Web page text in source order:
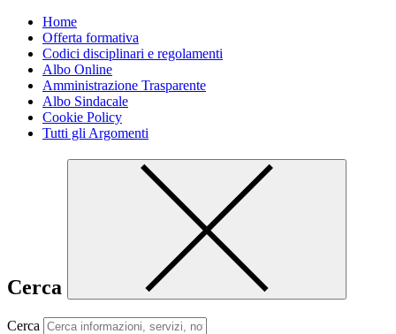
Home
Offerta formativa
Codici disciplinari e regolamenti
Albo Online
Amministrazione Trasparente
Albo Sindacale
Cookie Policy
Tutti gli Argomenti
Cerca
Cerca